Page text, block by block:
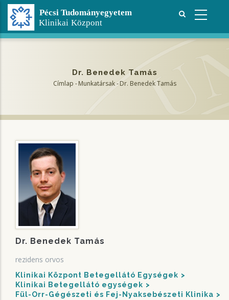
Ugrás
tartalomra
Dr. Benedek Tamás
Címlap - Munkatársak -Dr. Benedek Tamás
Dr. Benedek Tamás
rezidens orvos
Klinikai Központ Betegellátó Egységek
Klinikai Betegellátó egységek
Fül-Orr-Gégészeti és Fej-Nyaksebészeti Klinika